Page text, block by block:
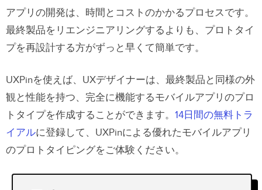
アプリの開発は、時間とコストのかかるプロセスです。
最終製品をリエンジニアリングするよりも、プロトタイ
プを再設計する方がずっと早くて簡単です。
UXPinを使えば、UXデザイナーは、最終製品と同様の外
観と性能を持つ、完全に機能するモバイルアプリのプロ
トタイプを作成することができます。 14日間の無料トラ
イアルに登録して、UXPinによる優れたモバイルアプリ
のプロトタイピングをご体験ください。